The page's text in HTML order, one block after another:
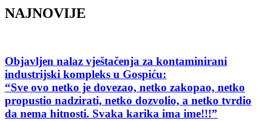
NAJNOVIJE
Objavljen nalaz vještačenja za kontaminirani
industrijski kompleks u Gospiću:
“Sve ovo netko je dovezao, netko zakopao, netko
propustio nadzirati, netko dozvolio, a netko tvrdio
da nema hitnosti. Svaka karika ima ime!!!”